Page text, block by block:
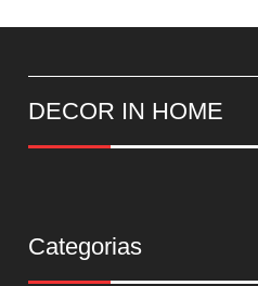
DECOR IN HOME
Categorias